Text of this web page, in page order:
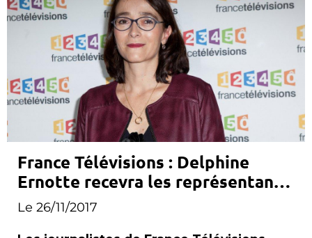
France Télévisions : Delphine
Ernotte recevra les représentants
des journalistes mardi
Le 26/11/2017